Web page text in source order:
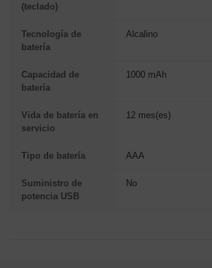
(teclado)
Tecnología de
batería
Alcalino
Capacidad de
batería
1000 mAh
Vida de batería en
servicio
12 mes(es)
Tipo de batería AAA
Suministro de
potencia USB
No